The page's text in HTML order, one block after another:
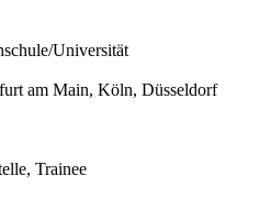
Universität
am Main, Köln, Düsseldorf
Trainee